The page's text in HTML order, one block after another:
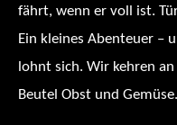
fährt, wenn er voll ist.
Ein kleines Abenteuer –
lohnt sich. Wir kehren
Beutel Obst und